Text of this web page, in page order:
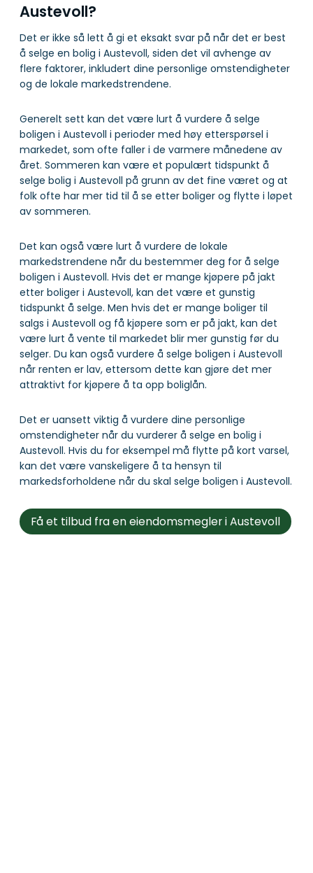
Austevoll?
Det er ikke så lett å gi et eksakt svar på når det er best
å selge en bolig i Austevoll, siden det vil avhenge av
flere faktorer, inkludert dine personlige omstendigheter
og de lokale markedstrendene.
Generelt sett kan det være lurt å vurdere å selge
boligen i Austevoll i perioder med høy etterspørsel i
markedet, som ofte faller i de varmere månedene av
året. Sommeren kan være et populært tidspunkt å
selge bolig i Austevoll på grunn av det fine været og at
folk ofte har mer tid til å se etter boliger og flytte i løpet
av sommeren.
Det kan også være lurt å vurdere de lokale
markedstrendene når du bestemmer deg for å selge
boligen i Austevoll. Hvis det er mange kjøpere på jakt
etter boliger i Austevoll, kan det være et gunstig
tidspunkt å selge. Men hvis det er mange boliger til
salgs i Austevoll og få kjøpere som er på jakt, kan det
være lurt å vente til markedet blir mer gunstig før du
selger. Du kan også vurdere å selge boligen i Austevoll
når renten er lav, ettersom dette kan gjøre det mer
attraktivt for kjøpere å ta opp boliglån.
Det er uansett viktig å vurdere dine personlige
omstendigheter når du vurderer å selge en bolig i
Austevoll. Hvis du for eksempel må flytte på kort varsel,
kan det være vanskeligere å ta hensyn til
markedsforholdene når du skal selge boligen i Austevoll.
Få et tilbud fra en eiendomsmegler i Austevoll